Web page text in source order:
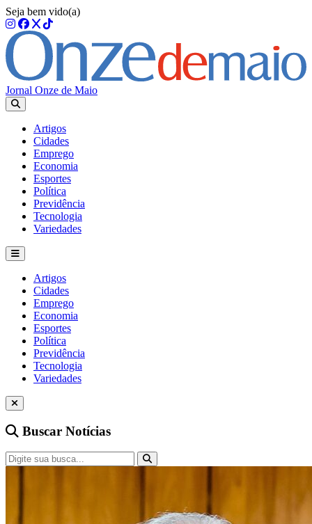
Seja bem vido(a)
Jornal Onze de Maio
Artigos
Cidades
Emprego
Economia
Esportes
Política
Previdência
Tecnologia
Variedades
Artigos
Cidades
Emprego
Economia
Esportes
Política
Previdência
Tecnologia
Variedades
Buscar Notícias